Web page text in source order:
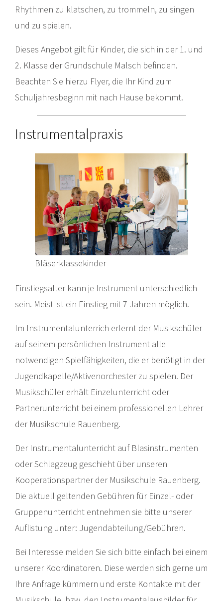
Rhythmen zu klatschen, zu trommeln, zu singen
und zu spielen.
Dieses Angebot gilt für Kinder, die sich in der 1. und
2. Klasse der Grundschule Malsch befinden.
Beachten Sie hierzu Flyer, die Ihr Kind zum
Schuljahresbeginn mit nach Hause bekommt.
Instrumentalpraxis
Bläserklassekinder
Einstiegsalter kann je Instrument unterschiedlich
sein. Meist ist ein Einstieg mit 7 Jahren möglich.
Im Instrumentalunterrich erlernt der Musikschüler
auf seinem persönlichen Instrument alle
notwendigen Spielfähigkeiten, die er benötigt in der
Jugendkapelle/Aktivenorchester zu spielen. Der
Musikschüler erhält Einzelunterricht oder
Partnerunterricht bei einem professionellen Lehrer
der Musikschule Rauenberg.
Der Instrumentalunterricht auf Blasinstrumenten
oder Schlagzeug geschieht über unseren
Kooperationspartner der Musikschule Rauenberg.
Die aktuell geltenden Gebühren für Einzel- oder
Gruppenunterricht entnehmen sie bitte unserer
Auflistung unter: Jugendabteilung/Gebühren.
Bei Interesse melden Sie sich bitte einfach bei einem
unserer Koordinatoren. Diese werden sich gerne um
Ihre Anfrage kümmern und erste Kontakte mit der